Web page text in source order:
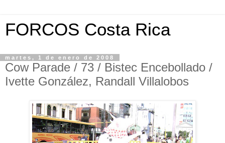
FORCOS Costa Rica
martes, 1 de enero de 2008
Cow Parade / 73 / Bistec Encebollado /
Ivette González, Randall Villalobos